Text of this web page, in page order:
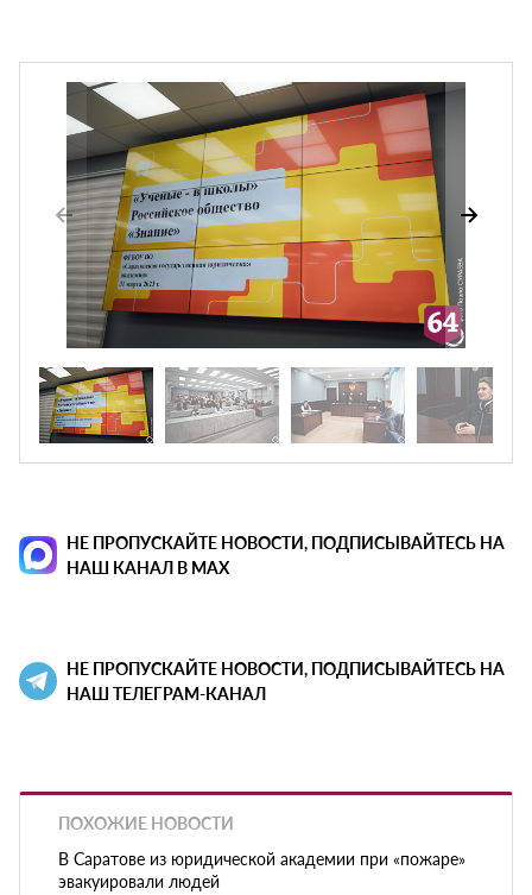
НЕ ПРОПУСКАЙТЕ НОВОСТИ, ПОДПИСЫВАЙТЕСЬ НА
НАШ КАНАЛ В MAX
НЕ ПРОПУСКАЙТЕ НОВОСТИ, ПОДПИСЫВАЙТЕСЬ НА
НАШ ТЕЛЕГРАМ-КАНАЛ
ПОХОЖИЕ НОВОСТИ
В Саратове из юридической академии при «пожаре»
эвакуировали людей